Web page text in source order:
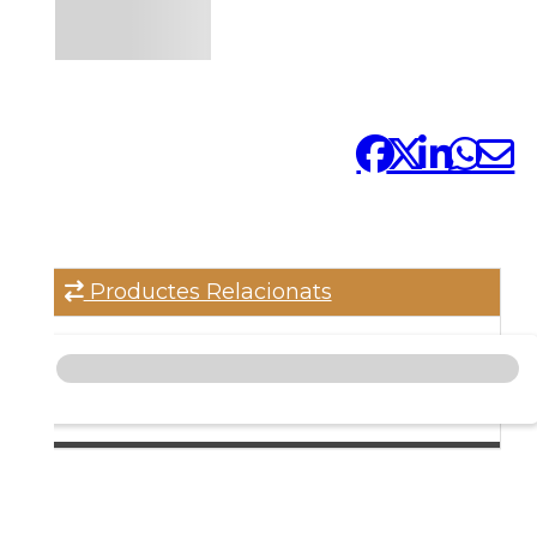
Productes Relacionats